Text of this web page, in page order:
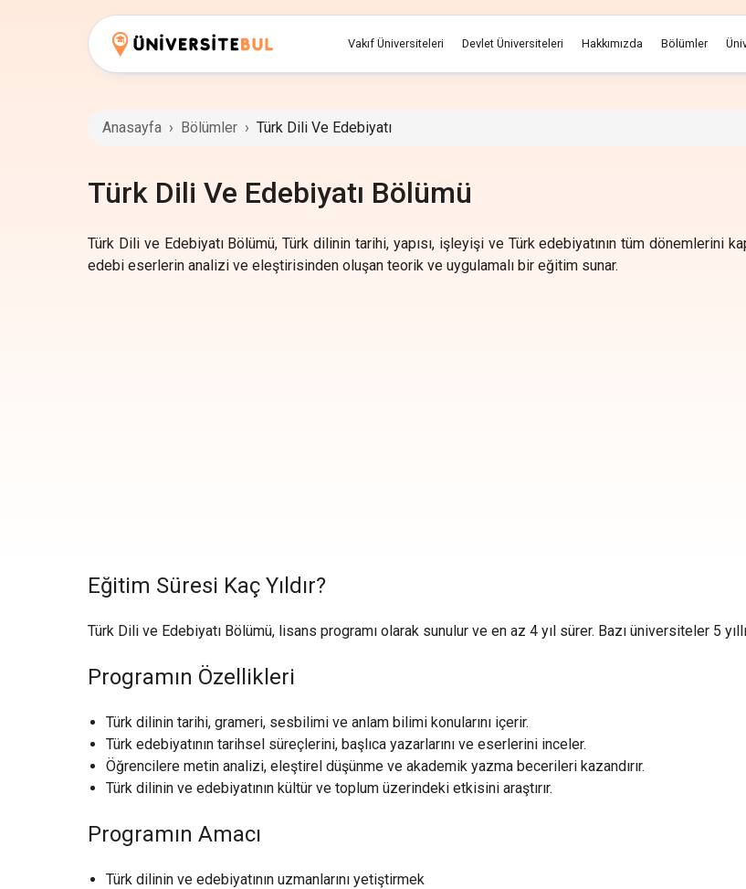
Vakıf Üniversiteleri Devlet Üniversiteleri Hakkımızda Bölümler
Anasayfa › Bölümler › Türk Dili Ve Edebiyatı
Türk Dili Ve Edebiyatı Bölümü
Türk Dili ve Edebiyatı Bölümü, Türk dilinin tarihi, yapısı, işleyişi ve Türk edebiyatının tüm dönemlerini
edebi eserlerin analizi ve eleştirisinden oluşan teorik ve uygulamalı bir eğitim sunar.
Eğitim Süresi Kaç Yıldır?
Türk Dili ve Edebiyatı Bölümü, lisans programı olarak sunulur ve en az 4 yıl sürer. Bazı üniversiteler 5
Programın Özellikleri
Türk dilinin tarihi, grameri, sesbilimi ve anlam bilimi konularını içerir.
Türk edebiyatının tarihsel süreçlerini, başlıca yazarlarını ve eserlerini inceler.
Öğrencilere metin analizi, eleştirel düşünme ve akademik yazma becerileri kazandırır.
Türk dilinin ve edebiyatının kültür ve toplum üzerindeki etkisini araştırır.
Programın Amacı
Türk dilinin ve edebiyatının uzmanlarını yetiştirmek